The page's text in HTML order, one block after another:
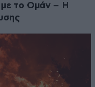
με το Ομάν – Η